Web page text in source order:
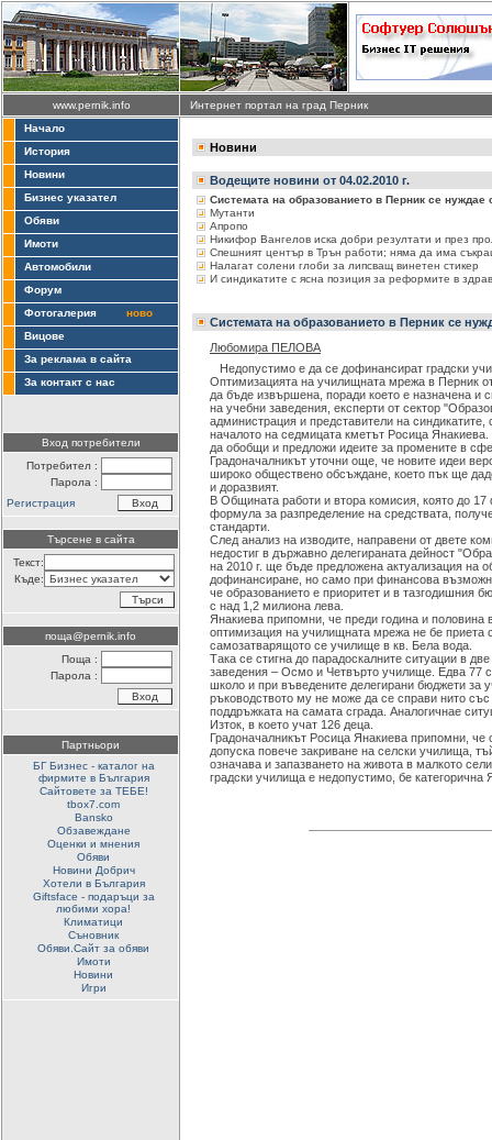
www.pernik.info
Интернет портал на град Перник
Начало
История
Новини
Бизнес указател
Обяви
Имоти
Автомобили
Форум
Фотогалерия
ново
Вицове
За реклама в сайта
За контакт с нас
Вход потребители
Потребител :
Парола :
Регистрация
Търсене в сайта
Текст:
Къде:
поща@pernik.info
Поща :
Парола :
Партньори
БГ Бизнес - каталог на
фирмите в България
Сайтовете за ТЕБЕ!
tbox7.com
Bansko
Обзавеждане
Оценки и мнения
Обяви
Новини Добрич
Хотели в България
Giftsface - подаръци за
любими хора!
Климатици
Съновник
Обяви.Сайт за обяви
Имоти
Новини
Игри
Новини
Водещите новини от 04.02.2010 г.
Системата на образованието в Перник се нуждае
Мутанти
Апропо
Никифор Вангелов иска добри резултати и през
Спешният център в Трън работи; няма да има
Налагат солени глоби за липсващ винетен стикер
И синдикатите с ясна позиция за реформите в
Системата на образованието в Перник се
Любомира ПЕЛОВА
Недопустимо е да се дофинансират градски
Оптимизацията на училищната мрежа в Перник
да бъде извършена, поради което е назначена и
на учебни заведения, експерти от сектор
администрация и представители на
началото на седмицата кметът Росица
да обобщи и предложи идеите за промените в
Градоначалникът уточни още, че новите идеи
широко обществено обсъждане, което пък ще
и доразвият.
В Общината работи и втора комисия, която до 17
формула за разпределение на средствата,
стандарти.
След анализ на изводите, направени от двете
недостиг в държавно делегираната дейност
на 2010 г. ще бъде предложена актуализация на
дофинансиране, но само при финансова
че образованието е приоритет и в тазгодишния
с над 1,2 милиона лева.
Янакиева припомни, че преди година и половина
оптимизация на училищната мрежа не бе приета
самозатварящото се училище в кв. Бела вода.
Така се стигна до парадоскалните ситуации в
заведения – Осмо и Четвърто училище. Едва 77
школо и при въведените делегирани бюджети за
ръководството му не може да се справи нито със
поддръжката на самата сграда. Аналогичнае
Изток, в което учат 126 деца.
Градоначалникът Росица Янакиева припомни,
допуска повече закриване на селски училища,
означава и запазването на живота в малкото
градски училища е недопустимо, бе категорична